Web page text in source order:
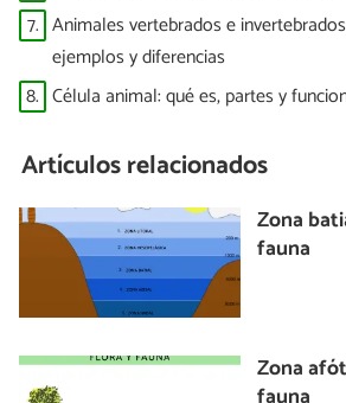
7. Animales vertebrados e
ejemplos y diferencias
8. Célula animal: qué es, partes y
Artículos relacionados
Zona
fauna
Zona